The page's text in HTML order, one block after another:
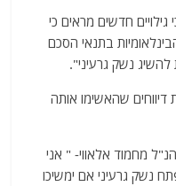
גילויים חדשים מראים כי
בתנאי הסכם
להשיג נשק גרעיני".
דיווחים שהאשימו אותה
מחמוד אלאווי- " אני
נשק גרעיני אם ימשיכו